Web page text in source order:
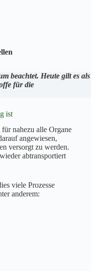
beachtet. Heute gilt es als
für die
ist
für nahezu alle Organe
angewiesen,
versorgt zu werden.
abtransportiert
viele Prozesse
anderem: